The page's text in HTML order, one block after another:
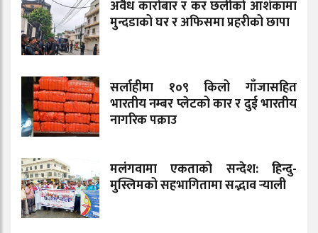
अवैध कारोबार र कर छलीको आशंकामा
मुन्दडाको घर र अफिसमा प्रहरीको छापा
सर्लाहीमा १०९ किलो गाँजासहित
भारतीय नम्बर प्लेटको कार र दुई भारतीय
नागरिक पक्राउ
मलंगवामा एकताको सन्देश: हिन्दु-
मुस्लिमको सहभागितामा सद्भाव र्‍याली